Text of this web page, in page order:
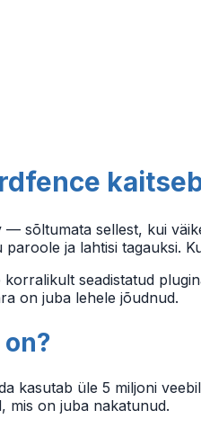
sõltumata sellest, kui
ja lahtisi tagauksi.
seadistatud
on juba lehele jõudnud.
kasutab üle 5 miljoni
mis on juba nakatunud.